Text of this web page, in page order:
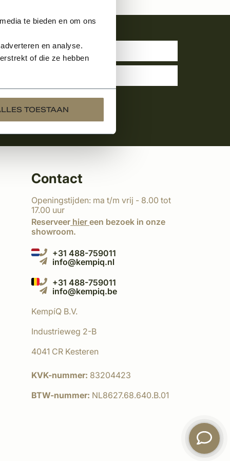
te bieden en om ons
en analyse.
of die ze hebben
TOESTAAN
Contact
Openingstijden: ma t/m vrij - 8.00 tot
17.00 uur
Reserveer hier een bezoek in onze
showroom.
+31 488-759011
info@kempiq.nl
+31 488-759011
info@kempiq.be
KempíQ B.V.
Industrieweg 2-B
4041 CR Kesteren
KVK-nummer: 83204423
BTW-nummer: NL8627.68.640.B.01